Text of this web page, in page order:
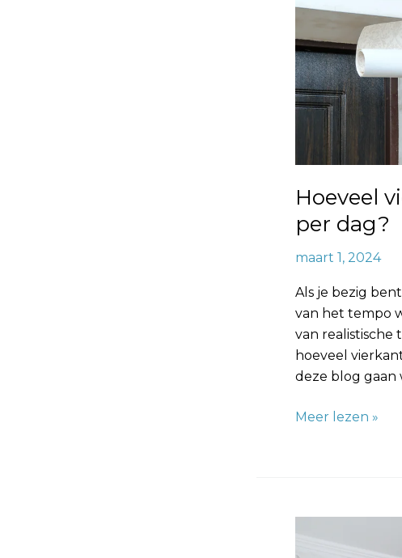
Hoeveel
per dag?
maart 1, 2024
Als je bezig
van het tempo
van realistische
hoeveel
deze blog gaan
Meer lezen »